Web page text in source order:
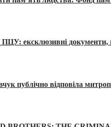
документи,
публічно відповіла